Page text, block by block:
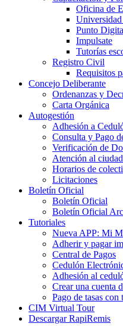
Oficina de
Punto
Impulsate
Tutorías
Registro Civil
Requisitos
Concejo Deliberante
Ordenanzas y
Carta Orgánica
Autogestión
Adhesión a
Consulta y Pago
Verificación de
Atención al
Horarios de
Licitaciones
Boletín Oficial
Boletín Oficial
Boletín Oficial
Tutoriales
Nueva APP: Mi
Adherir y pagar
Central de Pagos
Cedulón
Adhesión al
Crear una cuenta
Pago de tasas
CIM Virtual Tour
Descargar RapiRemis